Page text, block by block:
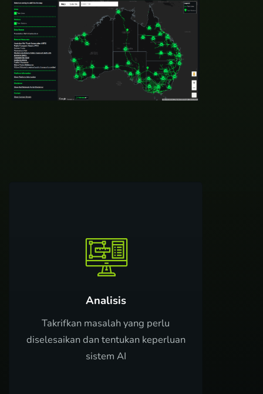
Analisis
Takrifkan masalah yang perlu
diselesaikan dan tentukan keperluan
sistem AI